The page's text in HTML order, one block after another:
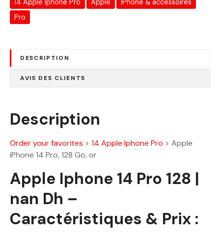
Pro
DESCRIPTION
AVIS DES CLIENTS
Description
Order your favorites > 14 Apple Iphone Pro > Apple
iPhone 14 Pro, 128 Go, or
Apple Iphone 14 Pro 128 |
nan Dh –
Caractéristiques & Prix :